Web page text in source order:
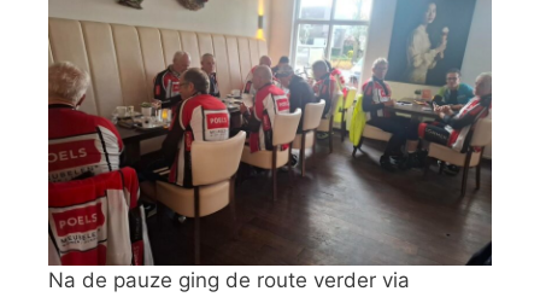
Na de pauze ging de route verder via